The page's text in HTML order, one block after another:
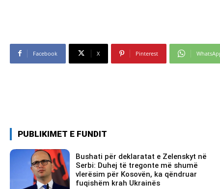
Facebook X Pinterest
PUBLIKIMET E FUNDIT
Bushati për deklaratat e Zelenskyt në
Serbi: Duhej të tregonte më shumë
vlerësim për Kosovën, ka qëndruar
fuqishëm krah Ukrainës